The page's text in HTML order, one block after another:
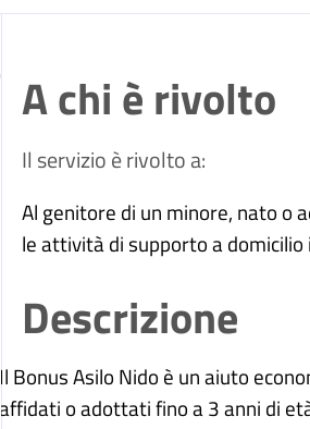
A chi è rivolto
Il servizio è rivolto a:
Al genitore di un minore, nato o
le attività di supporto a
Descrizione
Il Bonus Asilo Nido è un aiuto
affidati o adottati fino a 3 anni di